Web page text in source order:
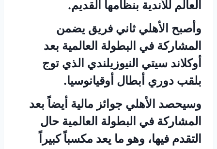
العالم للأندية بنظامها القديم.
وأصبح الأهلي ثاني فريق يضمن
المشاركة في البطولة العالمية بعد
أوكلاند سيتي النيوزيلندي الذي توج
بلقب دوري أبطال أوقيانوسيا.
وسيحصد الأهلي جوائز مالية أيضاً بعد
المشاركة في البطولة العالمية حال
التقدم فيها، وهو ما يعد مكسباً كبيراً